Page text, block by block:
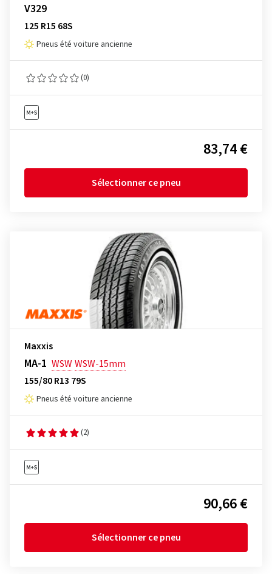
V329
125 R15 68S
Pneus été voiture ancienne
(0)
83,74 €
Sélectionner ce pneu
Maxxis
MA-1 WSWWSW-15mm
155/80 R13 79S
Pneus été voiture ancienne
(2)
90,66 €
Sélectionner ce pneu